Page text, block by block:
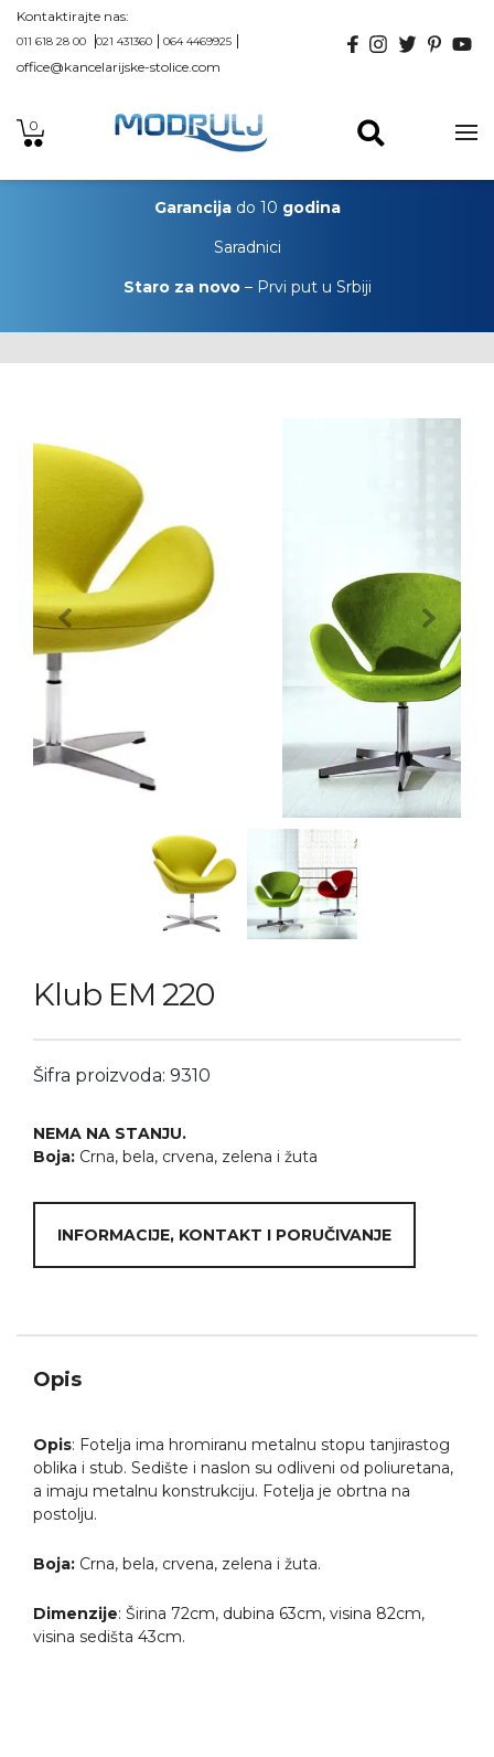
Kontaktirajte nas:
011 618 28 00 021 431360 064 4469925
office@kancelarijske-stolice.com
0
Garancijado 10 godina
Saradnici
Staro za novo– Prvi put u Srbiji
Previous Next
Klub EM 220
Šifra proizvoda: 9310
NEMA NA STANJU.
Boja: Crna, bela, crvena, zelena i žuta
INFORMACIJE, KONTAKT I PORUČIVANJE
Opis
Opis: Fotelja ima hromiranu metalnu stopu tanjirastog
oblika i stub. Sedište i naslon su odliveni od poliuretana,
a imaju metalnu konstrukciju. Fotelja je obrtna na
postolju.
Boja: Crna, bela, crvena, zelena i žuta.
Dimenzije: Širina 72cm, dubina 63cm, visina 82cm,
visina sedišta 43cm.